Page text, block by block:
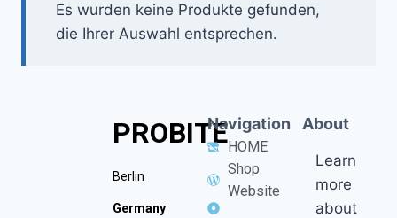
Es wurden keine Produkte gefunden,
die Ihrer Auswahl entsprechen.
PROBITE
Berlin
Germany
Navigation
HOME
Shop
Website
About
Learn
more
about